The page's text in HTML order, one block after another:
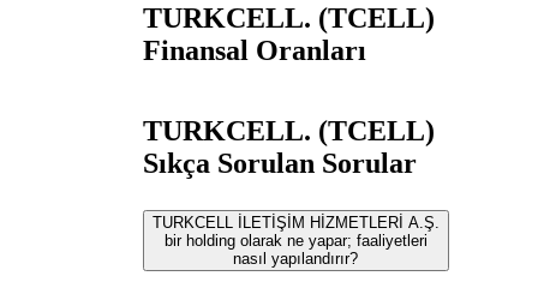
TURKCELL. (TCELL)
Finansal Oranları
TURKCELL. (TCELL)
Sıkça Sorulan Sorular
TURKCELL İLETİŞİM HİZMETLERİ A.Ş.
bir holding olarak ne yapar; faaliyetleri
nasıl yapılandırır?